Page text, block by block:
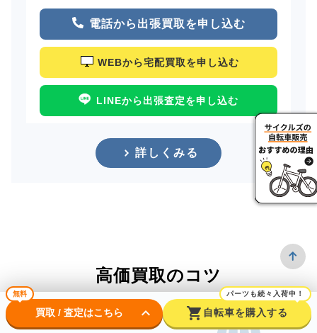
電話から出張買取を申し込む
WEBから宅配買取を申し込む
LINEから出張査定を申し込む
詳しくみる
高価買取のコツ
無料
買取 / 査定はこちら keyboard_arrow_down shopping_cart
パーツも続々入荷中！
自転車を購入する